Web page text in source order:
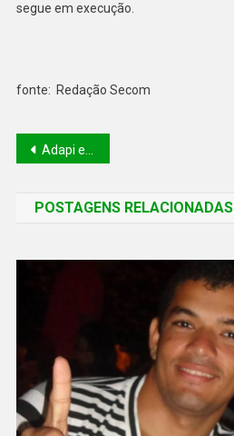
segue em execução.
fonte: Redação Secom
Adapi e PRF apreendem carga de carne vencida e sem refrigeração na BR-316 no Piauí
POSTAGENS RELACIONADAS